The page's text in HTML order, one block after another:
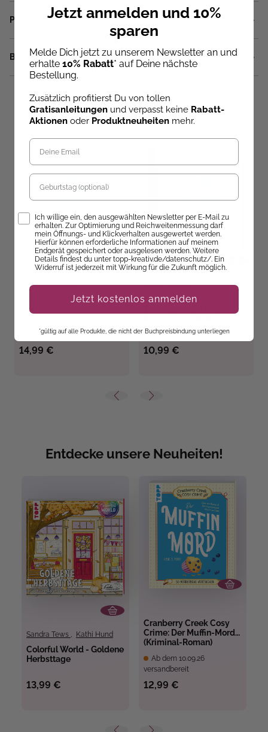
Produktbeschreibung
Bewertungen
Ähnliche Artikel
Dr. Gareth Moore
Gehirnjogging – 4
Wochen-Workout-Buch
Sofort Lieferbar
14,99 €
Romy Oswald
Gehirnjogging –
Sofort Lieferbar
10,99 €
Entdecke unsere Neuheiten!
Sandra Tews , Kathi Hund
Colorful World - Goldene
Herbsttage
13,99 €
Cranberry Creek Cosy
Crime: Der Muffin-Mord
(Kriminal-Roman)
Ab dem 10.09.26
versandbereit
12,99 €
Jetzt anmelden und 10%
sparen
Melde Dich jetzt zu unserem Newsletter an und
erhalte 10% Rabatt* auf Deine nächste
Bestellung.
Zusätzlich profitierst Du von tollen
Gratisanleitungen und verpasst keine Rabatt-
Aktionen oder Produktneuheiten mehr.
Geburtstag
Opt-InIch willige ein, den ausgewählten Newsletter per E-Mail zu
erhalten. Zur Optimierung und Reichweitenmessung darf
mein Öffnungs- und Klickverhalten ausgewertet werden.
Hierfür können erforderliche Informationen auf meinem
Endgerät gespeichert oder ausgelesen werden. Weitere
Details findest du unter topp-kreativ.de/datenschutz/. Ein
Widerruf ist jederzeit mit Wirkung für die Zukunft möglich.
Jetzt kostenlos anmelden
*gültig auf alle Produkte, die nicht der Buchpreisbindung unterliegen